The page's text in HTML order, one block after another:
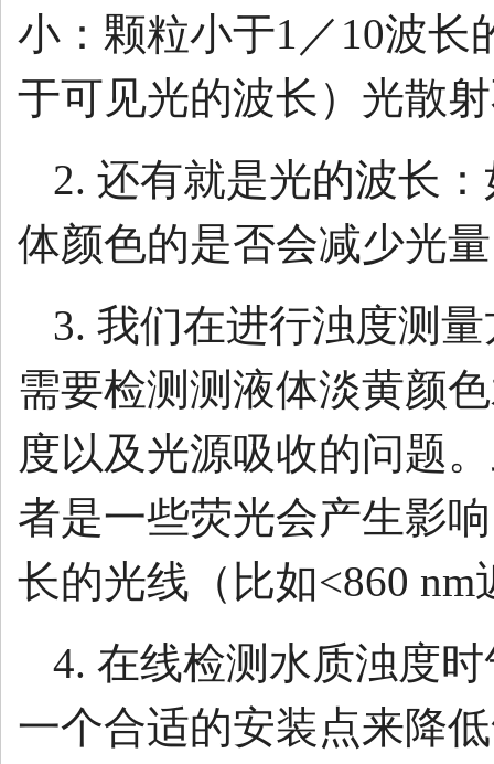
小：颗粒小于1／10波
于可见光的波长）光散
2. 还有就是光的波长
体颜色的是否会减少光
3. 我们在进行浊度测
需要检测测液体淡黄颜
度以及光源吸收的问题
者是一些荧光会产生影
长的光线（比如<860
4. 在线检测水质浊度
一个合适的安装点来降